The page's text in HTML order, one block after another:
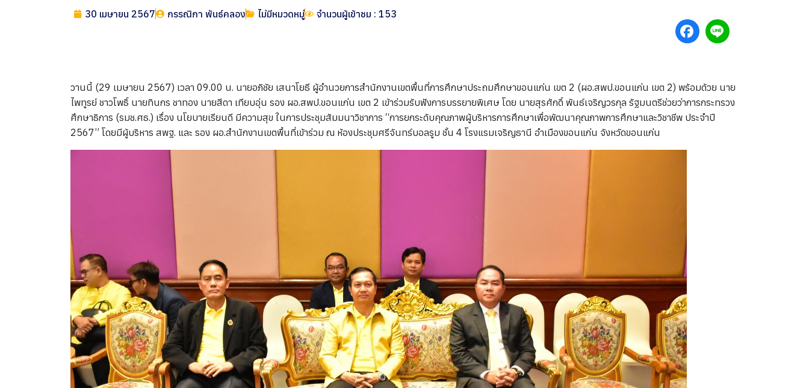
30 เมษายน 2567 กรรณิกา พันธ์คลอง ไม่มีหมวดหมู่ จำนวนผู้เข้าชม : 153
วานนี้ (29 เมษายน 2567) เวลา 09.00 น. นายอภิชัย เสนาโยธี ผู้อำนวยการสำนักงานเขตพื้นที่การศึกษาประถมศึกษาขอนแก่น เขต 2 (ผอ.สพป.ขอนแก่น เขต 2) พร้อมด้วย นาย
ไพทูรย์ ชาวโพธิ์ นายทินกร ชาทอง นายสีดา เทียบอุ่น รอง ผอ.สพป.ขอนแก่น เขต 2 เข้าร่วมรับฟังการบรรยายพิเศษ โดย นายสุรศักดิ์ พันธ์เจริญวรกุล รัฐมนตรีช่วยว่าการกระทรวง
ศึกษาธิการ (รมช.ศธ.) เรื่อง นโยบายเรียนดี มีความสุข ในการประชุมสัมมนาวิชาการ “การยกระดับคุณภาพผู้บริหารการศึกษาเพื่อพัฒนาคุณภาพการศึกษาและวิชาชีพ ประจำปี
2567” โดยมีผู้บริหาร สพฐ. และ รอง ผอ.สำนักงานเขตพื้นที่เข้าร่วม ณ ห้องประชุมศรีจันทร์บอลรูม ชั้น 4 โรงแรมเจริญธานี อำเมืองขอนแก่น จังหวัดขอนแก่น